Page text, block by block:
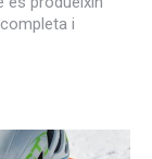
i